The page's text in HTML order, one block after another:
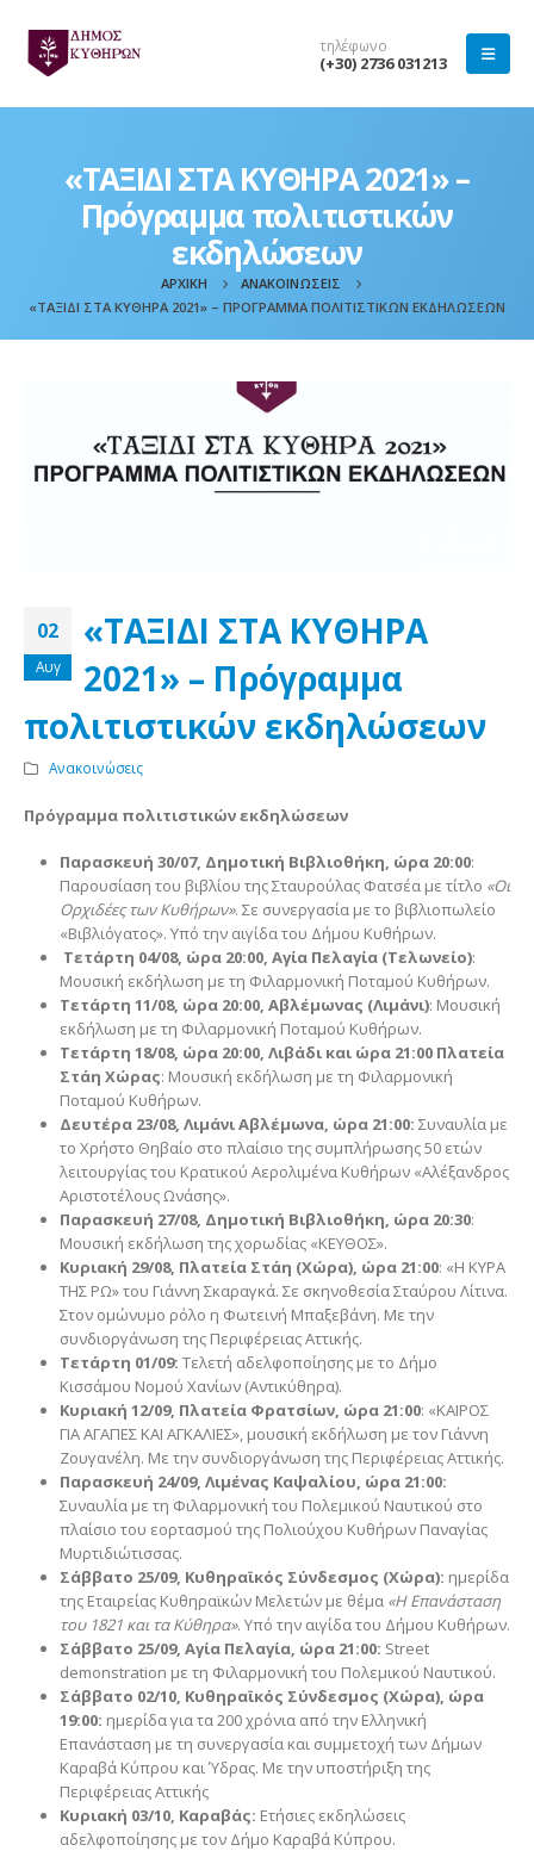
τηλέφωνο
(+30) 2736 031213
«ΤΑΞΙΔΙ ΣΤΑ ΚΥΘΗΡΑ 2021» –
Πρόγραμμα πολιτιστικών
εκδηλώσεων
ΑΡΧΙΚΉ
ΑΝΑΚΟΙΝΏΣΕΙΣ
«ΤΑΞΙΔΙ ΣΤΑ ΚΥΘΗΡΑ 2021» – ΠΡΌΓΡΑΜΜΑ ΠΟΛΙΤΙΣΤΙΚΏΝ ΕΚΔΗΛΏΣΕΩΝ
02
Αυγ
«ΤΑΞΙΔΙ ΣΤΑ ΚΥΘΗΡΑ
2021» – Πρόγραμμα
πολιτιστικών εκδηλώσεων
Ανακοινώσεις
Πρόγραμμα πολιτιστικών εκδηλώσεων
Παρασκευή 30/07, Δημοτική Βιβλιοθήκη, ώρα 20:00:
Παρουσίαση του βιβλίου της Σταυρούλας Φατσέα με τίτλο «Οι
Ορχιδέες των Κυθήρων». Σε συνεργασία με το βιβλιοπωλείο
«Βιβλιόγατος». Υπό την αιγίδα του Δήμου Κυθήρων.
Τετάρτη 04/08, ώρα 20:00, Αγία Πελαγία (Τελωνείο):
Μουσική εκδήλωση με τη Φιλαρμονική Ποταμού Κυθήρων.
Τετάρτη 11/08, ώρα 20:00, Αβλέμωνας (Λιμάνι): Μουσική
εκδήλωση με τη Φιλαρμονική Ποταμού Κυθήρων.
Τετάρτη 18/08, ώρα 20:00, Λιβάδι και ώρα 21:00 Πλατεία
Στάη Χώρας: Μουσική εκδήλωση με τη Φιλαρμονική
Ποταμού Κυθήρων.
Δευτέρα 23/08, Λιμάνι Αβλέμωνα, ώρα 21:00: Συναυλία με
το Χρήστο Θηβαίο στο πλαίσιο της συμπλήρωσης 50 ετών
λειτουργίας του Κρατικού Αερολιμένα Κυθήρων «Αλέξανδρος
Αριστοτέλους Ωνάσης».
Παρασκευή 27/08, Δημοτική Βιβλιοθήκη, ώρα 20:30:
Μουσική εκδήλωση της χορωδίας «ΚΕΥΘΟΣ».
Κυριακή 29/08, Πλατεία Στάη (Χώρα), ώρα 21:00: «Η ΚΥΡΑ
ΤΗΣ ΡΩ» του Γιάννη Σκαραγκά. Σε σκηνοθεσία Σταύρου Λίτινα.
Στον ομώνυμο ρόλο η Φωτεινή Μπαξεβάνη. Με την
συνδιοργάνωση της Περιφέρειας Αττικής.
Τετάρτη 01/09: Τελετή αδελφοποίησης με το Δήμο
Κισσάμου Νομού Χανίων (Αντικύθηρα).
Κυριακή 12/09, Πλατεία Φρατσίων, ώρα 21:00: «ΚΑΙΡΟΣ
ΓΙΑ ΑΓΑΠΕΣ ΚΑΙ ΑΓΚΑΛΙΕΣ», μουσική εκδήλωση με τον Γιάννη
Ζουγανέλη. Με την συνδιοργάνωση της Περιφέρειας Αττικής.
Παρασκευή 24/09, Λιμένας Καψαλίου, ώρα 21:00:
Συναυλία με τη Φιλαρμονική του Πολεμικού Ναυτικού στο
πλαίσιο του εορτασμού της Πολιούχου Κυθήρων Παναγίας
Μυρτιδιώτισσας.
Σάββατο 25/09, Κυθηραϊκός Σύνδεσμος (Χώρα): ημερίδα
της Εταιρείας Κυθηραϊκών Μελετών με θέμα «Η Επανάσταση
του 1821 και τα Κύθηρα». Υπό την αιγίδα του Δήμου Κυθήρων.
Σάββατο 25/09, Αγία Πελαγία, ώρα 21:00: Street
demonstration με τη Φιλαρμονική του Πολεμικού Ναυτικού.
Σάββατο 02/10, Κυθηραϊκός Σύνδεσμος (Χώρα), ώρα
19:00: ημερίδα για τα 200 χρόνια από την Ελληνική
Επανάσταση με τη συνεργασία και συμμετοχή των Δήμων
Καραβά Κύπρου και Ύδρας. Με την υποστήριξη της
Περιφέρειας Αττικής
Κυριακή 03/10, Καραβάς: Ετήσιες εκδηλώσεις
αδελφοποίησης με τον Δήμο Καραβά Κύπρου.